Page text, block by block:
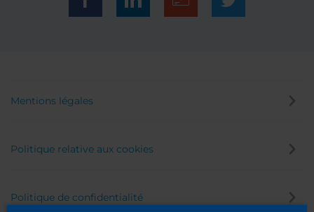
Mentions légales
Politique relative aux cookies
Politique de confidentialité